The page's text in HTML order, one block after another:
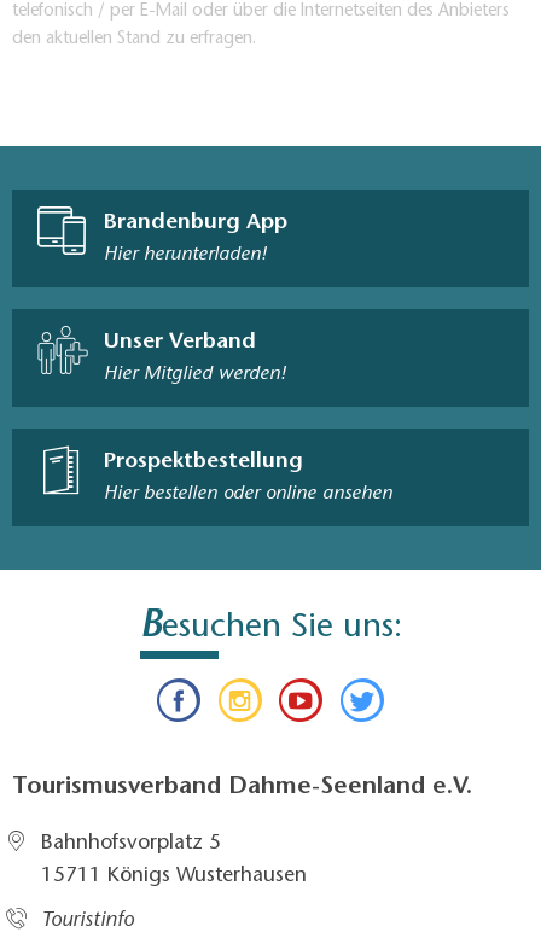
telefonisch / per E-Mail oder über die Internetseiten des Anbieters
den aktuellen Stand zu erfragen.
Brandenburg App
Hier herunterladen!
Unser Verband
Hier Mitglied werden!
Prospektbestellung
Hier bestellen oder online ansehen
Besuchen Sie uns:
Tourismusverband Dahme-Seenland e.V.
Bahnhofsvorplatz 5​
15711 Königs Wusterhausen
Touristinfo